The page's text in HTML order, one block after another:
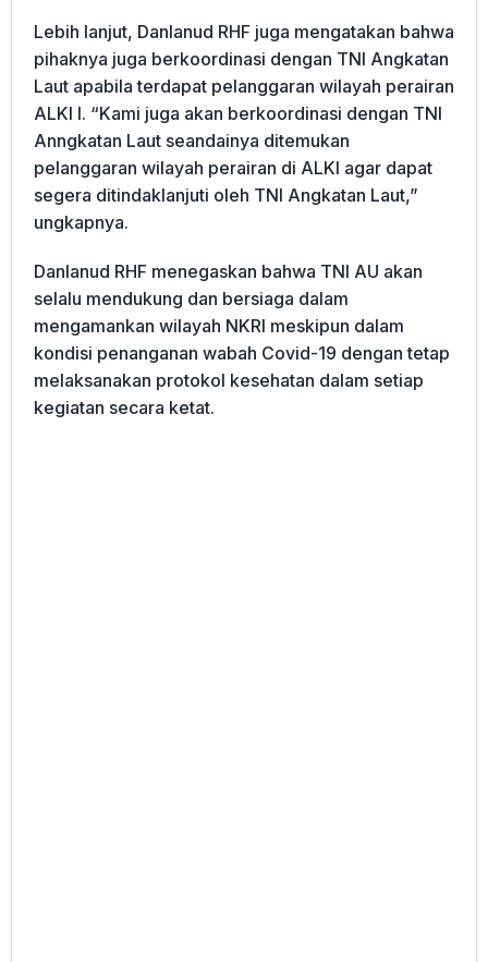
Lebih lanjut, Danlanud RHF juga mengatakan bahwa
pihaknya juga berkoordinasi dengan TNI Angkatan
Laut apabila terdapat pelanggaran wilayah perairan
ALKI I. “Kami juga akan berkoordinasi dengan TNI
Anngkatan Laut seandainya ditemukan
pelanggaran wilayah perairan di ALKI agar dapat
segera ditindaklanjuti oleh TNI Angkatan Laut,”
ungkapnya.
Danlanud RHF menegaskan bahwa TNI AU akan
selalu mendukung dan bersiaga dalam
mengamankan wilayah NKRI meskipun dalam
kondisi penanganan wabah Covid-19 dengan tetap
melaksanakan protokol kesehatan dalam setiap
kegiatan secara ketat.